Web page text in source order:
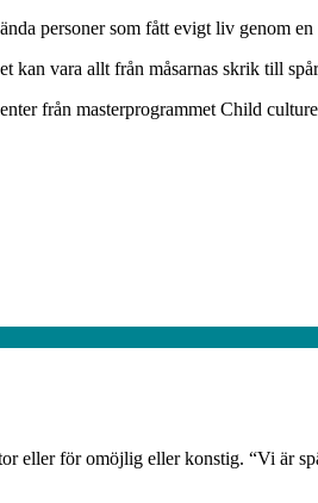
personer som fått evigt liv genom
vara allt från måsarnas skrik till
från masterprogrammet Child
eller för omöjlig eller konstig. “Vi är